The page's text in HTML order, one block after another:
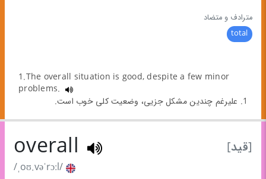
مترادف و متضاد
total
1.The overall situation is good, despite a few minor
problems.
1. علیرغم چندین مشکل جزیی، وضعیت کلی خوب است.
[قید] overall
/ˌoʊ.vəˈrɔːl/